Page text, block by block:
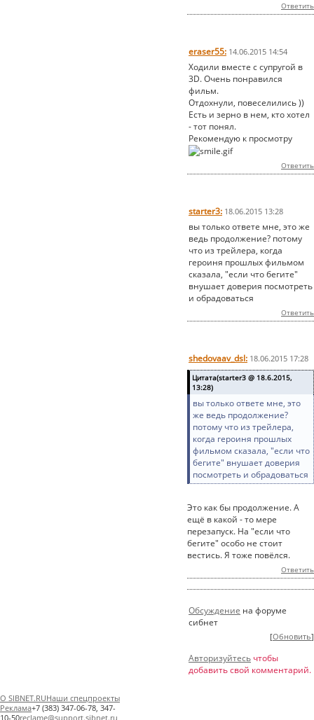
Ответить
eraser55: 14.06.2015 14:54
Ходили вместе с супругой в
3D. Очень понравился
фильм.
Отдохнули, повеселились ))
Есть и зерно в нем, кто хотел
- тот понял.
Рекомендую к просмотру
Ответить
starter3: 18.06.2015 13:28
вы только ответе мне, это же
ведь продолжение? потому
что из трейлера, когда
героиня прошлых фильмом
сказала, "если что бегите"
внушает доверия посмотреть
и обрадоваться
Ответить
shedovaav_dsl: 18.06.2015 17:28
Цитата(starter3 @ 18.6.2015,
13:28)
вы только ответе мне, это
же ведь продолжение?
потому что из трейлера,
когда героиня прошлых
фильмом сказала, "если что
бегите" внушает доверия
посмотреть и обрадоваться
Это как бы продолжение. А
ещё в какой - то мере
перезапуск. На "если что
бегите" особо не стоит
вестись. Я тоже повёлся.
Ответить
Обсуждение на форуме
сибнет
[Обновить]
Авторизуйтесь чтобы
добавить свой комментарий.
О SIBNET.RUНаши спецпроекты
Реклама+7 (383) 347-06-78, 347-